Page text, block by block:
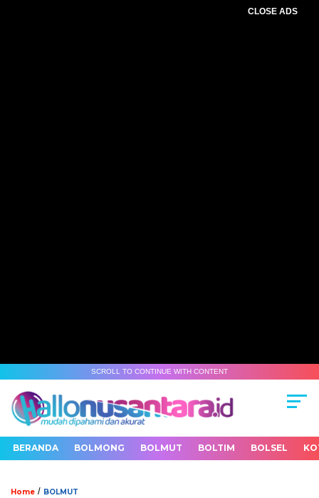
CLOSE ADS
SCROLL TO CONTINUE WITH CONTENT
BERANDA BOLMONG BOLMUT BOLTIM BOLSEL
Home / BOLMUT